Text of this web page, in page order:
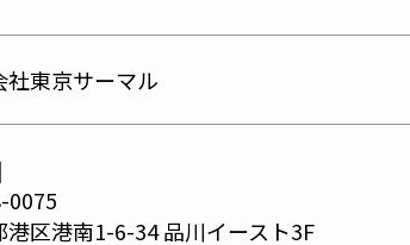
社東京サーマル
0075
港区港南1-6-34 品川イースト3F